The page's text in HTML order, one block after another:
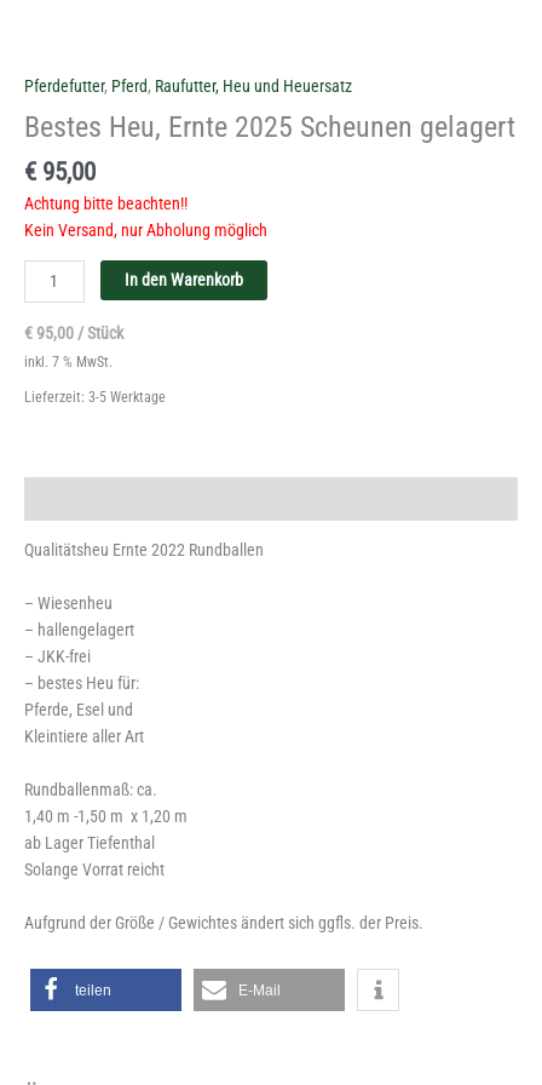
Pferdefutter, Pferd, Raufutter, Heu und Heuersatz
Bestes Heu, Ernte 2025 Scheunen gelagert
€ 95,00
Achtung bitte beachten!!
Kein Versand, nur Abholung möglich
In den Warenkorb
€ 95,00 /Stück
inkl. 7 % MwSt.
Lieferzeit: 3-5 Werktage
Qualitätsheu Ernte 2022 Rundballen
– Wiesenheu
– hallengelagert
– JKK-frei
– bestes Heu für:
Pferde, Esel und
Kleintiere aller Art
Rundballenmaß: ca.
1,40 m -1,50 m x 1,20 m
ab Lager Tiefenthal
Solange Vorrat reicht
Aufgrund der Größe / Gewichtes ändert sich ggfls. der Preis.
teilen E-Mail